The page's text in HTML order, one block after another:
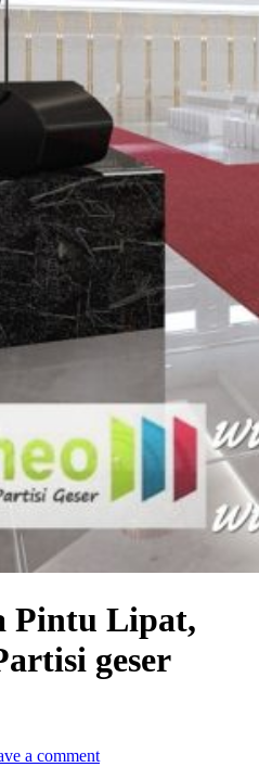
Pintu Lipat,
geser
a commenton